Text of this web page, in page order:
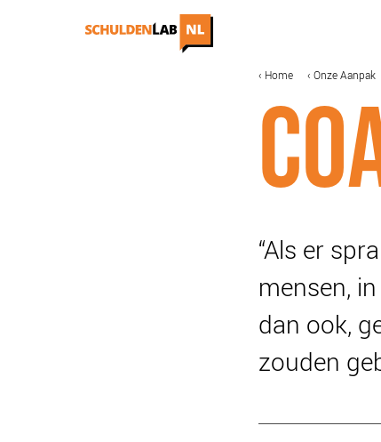
ONZE AANPAK
COALITIEVORMING
FINANCIERING
IMPACTMETING
KRUIMELPAD
Home Onze Aanpak
“Als er
mensen,
dan ook,
zouden